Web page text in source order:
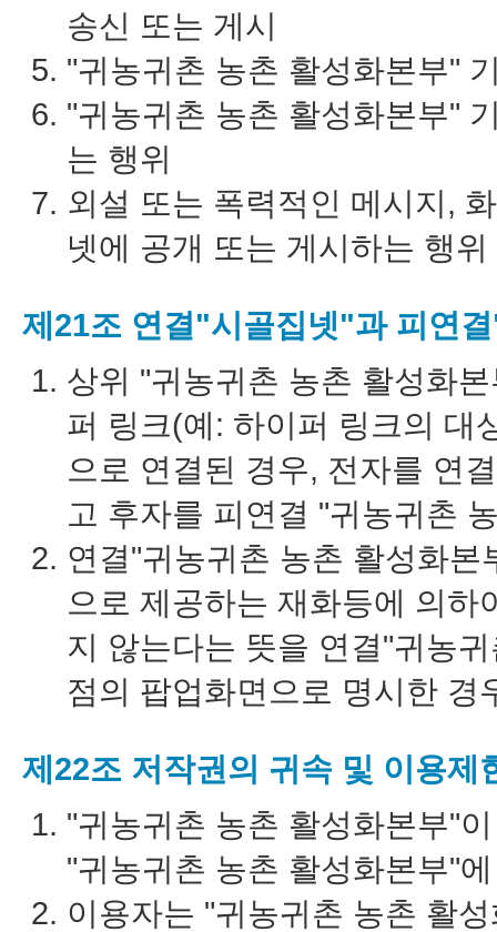
송신 또는 게시
"귀농귀촌 농촌 활성화본부"
"귀농귀촌 농촌 활성화본부"
는 행위
외설 또는 폭력적인 메시지,
넷에 공개 또는 게시하는 행위
제21조 연결"시골집넷"과 피연
상위 "귀농귀촌 농촌 활성화
퍼 링크(예: 하이퍼 링크의 대
으로 연결된 경우, 전자를 연
고 후자를 피연결 "귀농귀촌
연결"귀농귀촌 농촌 활성화
으로 제공하는 재화등에 의
지 않는다는 뜻을 연결"귀농
점의 팝업화면으로 명시한
제22조 저작권의 귀속 및 이용제
"귀농귀촌 농촌 활성화본부"
"귀농귀촌 농촌 활성화본부"
이용자는 "귀농귀촌 농촌 활